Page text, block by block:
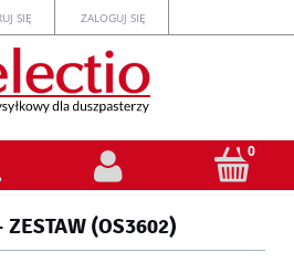
SIĘ ZALOGUJ SIĘ
ZESTAW (OS3602)